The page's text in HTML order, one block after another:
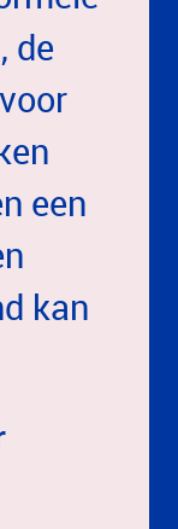
de
een
kan